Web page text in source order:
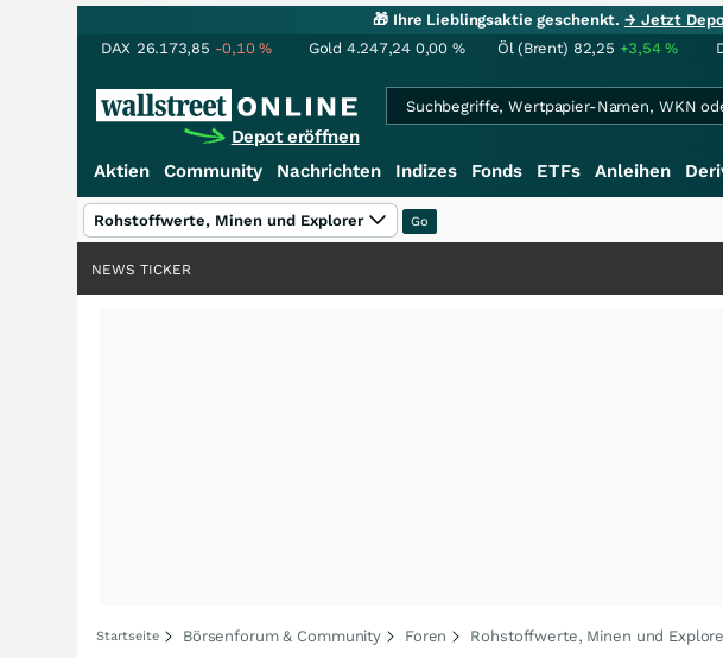
🎁 Ihre Lieblingsaktie geschenkt.→ Jetzt
DAX 26.173,85 -0,10% Gold 4.247,24 0,00 % Öl (Brent) 82,25 +3,54%
Depot eröffnen
Aktien Community Nachrichten Indizes Fonds ETFs Anleihen
Rohstoffwerte, Minen und Explorer
NEWS TICKER
Startseite Börsenforum & Community Foren Rohstoffwerte, Minen und